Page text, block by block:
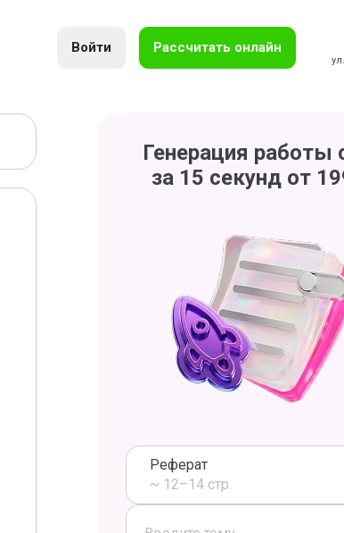
Войти Рассчитать онлайн
Генерация работы
за 15 секунд от
Реферат
~ 12–14 стр.